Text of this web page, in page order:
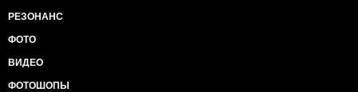
РЕЗОНАНС
ФОТО
ВИДЕО
ФОТОШОПЫ